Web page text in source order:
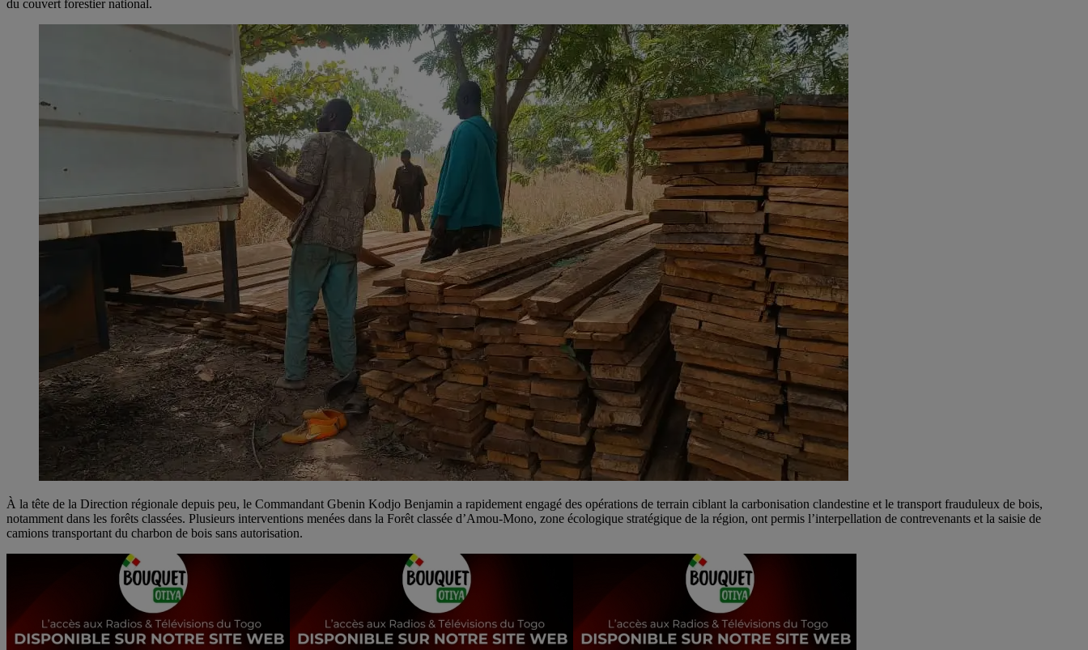
du couvert forestier national.
À la tête de la Direction régionale depuis peu, le Commandant Gbenin Kodjo Benjamin a rapidement engagé des opérations de terrain ciblant la carbonisation clandestine et le transport frauduleux de bois,
notamment dans les forêts classées. Plusieurs interventions menées dans la Forêt classée d’Amou-Mono, zone écologique stratégique de la région, ont permis l’interpellation de contrevenants et la saisie de
camions transportant du charbon de bois sans autorisation.